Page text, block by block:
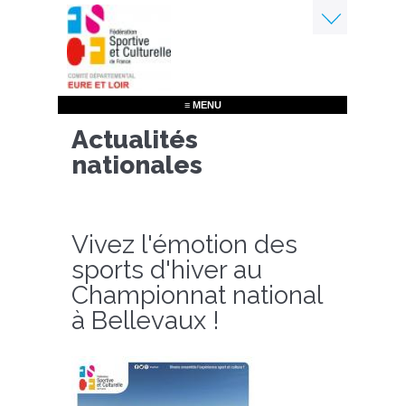
Aller
au
contenu
principal
≡ MENU
Actualités
nationales
Vivez l'émotion des
sports d'hiver au
Championnat national
à Bellevaux !